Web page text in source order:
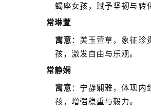
蝎座女孩，赋予坚韧与转
常琳萱
寓意 ：美玉萱草，象征珍
孩，激发自由与乐观。
常静娴
寓意 ：宁静娴雅，体现内
孩，增强稳重与毅力。